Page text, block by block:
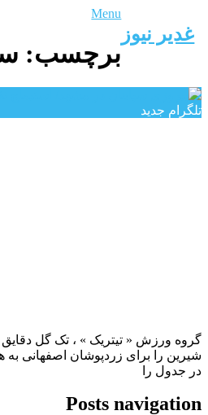
غدیر نیوز
Menu
برچسب:
تلگرام جدید
شیرین را برای زردپوشان اصفهانی
در جدول را
Posts navigation